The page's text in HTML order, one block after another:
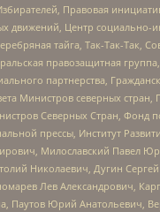
Правовая
движений, Центр
тайга, Так-Так-Так,
правозащитная
партнерства,
северных стран,
Северных Стран, Фонд
прессы, Институт
Милославский
Николаевич, Дугин
Лев Александрович,
Паутов Юрий Анатольевич,